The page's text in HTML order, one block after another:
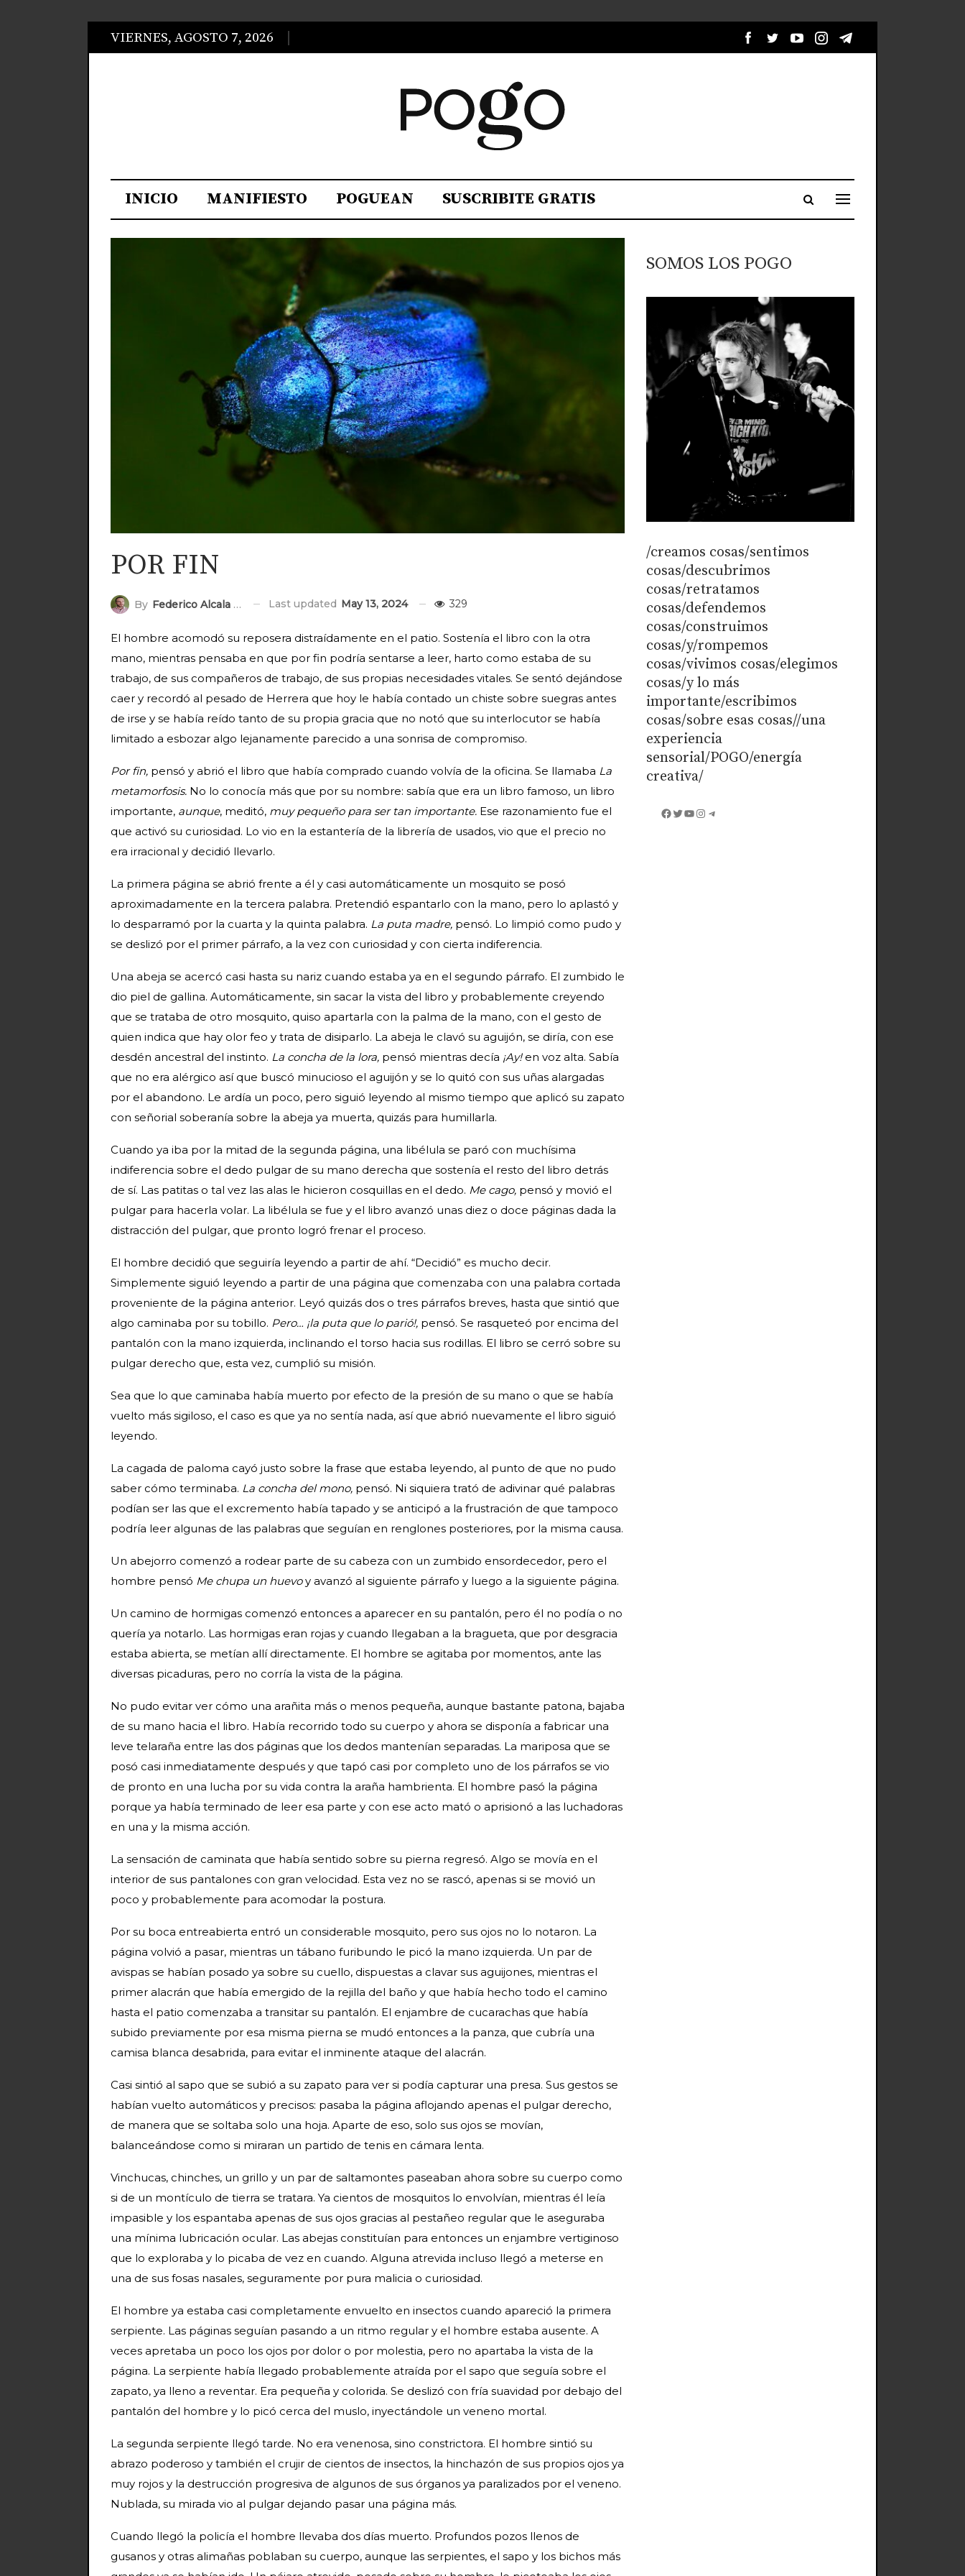
VIERNES, AGOSTO 7, 2026
INICIO MANIFIESTO POGUEAN SUSCRIBITE GRATIS
POR FIN
By Federico Alcala Riff Last updated May 13, 2024 329
El hombre acomodó su reposera distraídamente en el patio. Sostenía el libro con la otra
mano, mientras pensaba en que por fin podría sentarse a leer, harto como estaba de su
trabajo, de sus compañeros de trabajo, de sus propias necesidades vitales. Se sentó dejándose
caer y recordó al pesado de Herrera que hoy le había contado un chiste sobre suegras antes
de irse y se había reído tanto de su propia gracia que no notó que su interlocutor se había
limitado a esbozar algo lejanamente parecido a una sonrisa de compromiso.
Por fin, pensó y abrió el libro que había comprado cuando volvía de la oficina. Se llamaba La
metamorfosis. No lo conocía más que por su nombre: sabía que era un libro famoso, un libro
importante, aunque, meditó, muy pequeño para ser tan importante. Ese razonamiento fue el
que activó su curiosidad. Lo vio en la estantería de la librería de usados, vio que el precio no
era irracional y decidió llevarlo.
La primera página se abrió frente a él y casi automáticamente un mosquito se posó
aproximadamente en la tercera palabra. Pretendió espantarlo con la mano, pero lo aplastó y
lo desparramó por la cuarta y la quinta palabra. La puta madre, pensó. Lo limpió como pudo y
se deslizó por el primer párrafo, a la vez con curiosidad y con cierta indiferencia.
Una abeja se acercó casi hasta su nariz cuando estaba ya en el segundo párrafo. El zumbido le
dio piel de gallina. Automáticamente, sin sacar la vista del libro y probablemente creyendo
que se trataba de otro mosquito, quiso apartarla con la palma de la mano, con el gesto de
quien indica que hay olor feo y trata de disiparlo. La abeja le clavó su aguijón, se diría, con ese
desdén ancestral del instinto. La concha de la lora, pensó mientras decía ¡Ay! en voz alta. Sabía
que no era alérgico así que buscó minucioso el aguijón y se lo quitó con sus uñas alargadas
por el abandono. Le ardía un poco, pero siguió leyendo al mismo tiempo que aplicó su zapato
con señorial soberanía sobre la abeja ya muerta, quizás para humillarla.
Cuando ya iba por la mitad de la segunda página, una libélula se paró con muchísima
indiferencia sobre el dedo pulgar de su mano derecha que sostenía el resto del libro detrás
de sí. Las patitas o tal vez las alas le hicieron cosquillas en el dedo. Me cago, pensó y movió el
pulgar para hacerla volar. La libélula se fue y el libro avanzó unas diez o doce páginas dada la
distracción del pulgar, que pronto logró frenar el proceso.
El hombre decidió que seguiría leyendo a partir de ahí. “Decidió” es mucho decir.
Simplemente siguió leyendo a partir de una página que comenzaba con una palabra cortada
proveniente de la página anterior. Leyó quizás dos o tres párrafos breves, hasta que sintió que
algo caminaba por su tobillo. Pero… ¡la puta que lo parió!, pensó. Se rasqueteó por encima del
pantalón con la mano izquierda, inclinando el torso hacia sus rodillas. El libro se cerró sobre su
pulgar derecho que, esta vez, cumplió su misión.
Sea que lo que caminaba había muerto por efecto de la presión de su mano o que se había
vuelto más sigiloso, el caso es que ya no sentía nada, así que abrió nuevamente el libro siguió
leyendo.
La cagada de paloma cayó justo sobre la frase que estaba leyendo, al punto de que no pudo
saber cómo terminaba. La concha del mono, pensó. Ni siquiera trató de adivinar qué palabras
podían ser las que el excremento había tapado y se anticipó a la frustración de que tampoco
podría leer algunas de las palabras que seguían en renglones posteriores, por la misma causa.
Un abejorro comenzó a rodear parte de su cabeza con un zumbido ensordecedor, pero el
hombre pensó Me chupa un huevoy avanzó al siguiente párrafo y luego a la siguiente página.
Un camino de hormigas comenzó entonces a aparecer en su pantalón, pero él no podía o no
quería ya notarlo. Las hormigas eran rojas y cuando llegaban a la bragueta, que por desgracia
estaba abierta, se metían allí directamente. El hombre se agitaba por momentos, ante las
diversas picaduras, pero no corría la vista de la página.
No pudo evitar ver cómo una arañita más o menos pequeña, aunque bastante patona, bajaba
de su mano hacia el libro. Había recorrido todo su cuerpo y ahora se disponía a fabricar una
leve telaraña entre las dos páginas que los dedos mantenían separadas. La mariposa que se
posó casi inmediatamente después y que tapó casi por completo uno de los párrafos se vio
de pronto en una lucha por su vida contra la araña hambrienta. El hombre pasó la página
porque ya había terminado de leer esa parte y con ese acto mató o aprisionó a las luchadoras
en una y la misma acción.
La sensación de caminata que había sentido sobre su pierna regresó. Algo se movía en el
interior de sus pantalones con gran velocidad. Esta vez no se rascó, apenas si se movió un
poco y probablemente para acomodar la postura.
Por su boca entreabierta entró un considerable mosquito, pero sus ojos no lo notaron. La
página volvió a pasar, mientras un tábano furibundo le picó la mano izquierda. Un par de
avispas se habían posado ya sobre su cuello, dispuestas a clavar sus aguijones, mientras el
primer alacrán que había emergido de la rejilla del baño y que había hecho todo el camino
hasta el patio comenzaba a transitar su pantalón. El enjambre de cucarachas que había
subido previamente por esa misma pierna se mudó entonces a la panza, que cubría una
camisa blanca desabrida, para evitar el inminente ataque del alacrán.
Casi sintió al sapo que se subió a su zapato para ver si podía capturar una presa. Sus gestos se
habían vuelto automáticos y precisos: pasaba la página aflojando apenas el pulgar derecho,
de manera que se soltaba solo una hoja. Aparte de eso, solo sus ojos se movían,
balanceándose como si miraran un partido de tenis en cámara lenta.
Vinchucas, chinches, un grillo y un par de saltamontes paseaban ahora sobre su cuerpo como
si de un montículo de tierra se tratara. Ya cientos de mosquitos lo envolvían, mientras él leía
impasible y los espantaba apenas de sus ojos gracias al pestañeo regular que le aseguraba
una mínima lubricación ocular. Las abejas constituían para entonces un enjambre vertiginoso
que lo exploraba y lo picaba de vez en cuando. Alguna atrevida incluso llegó a meterse en
una de sus fosas nasales, seguramente por pura malicia o curiosidad.
El hombre ya estaba casi completamente envuelto en insectos cuando apareció la primera
serpiente. Las páginas seguían pasando a un ritmo regular y el hombre estaba ausente. A
veces apretaba un poco los ojos por dolor o por molestia, pero no apartaba la vista de la
página. La serpiente había llegado probablemente atraída por el sapo que seguía sobre el
zapato, ya lleno a reventar. Era pequeña y colorida. Se deslizó con fría suavidad por debajo del
pantalón del hombre y lo picó cerca del muslo, inyectándole un veneno mortal.
La segunda serpiente llegó tarde. No era venenosa, sino constrictora. El hombre sintió su
abrazo poderoso y también el crujir de cientos de insectos, la hinchazón de sus propios ojos ya
muy rojos y la destrucción progresiva de algunos de sus órganos ya paralizados por el veneno.
Nublada, su mirada vio al pulgar dejando pasar una página más.
Cuando llegó la policía el hombre llevaba dos días muerto. Profundos pozos llenos de
gusanos y otras alimañas poblaban su cuerpo, aunque las serpientes, el sapo y los bichos más
SOMOS LOS POGO
/creamos cosas/sentimos
cosas/descubrimos
cosas/retratamos
cosas/defendemos
cosas/construimos
cosas/y/rompemos
cosas/vivimos cosas/elegimos
cosas/y lo más
importante/escribimos
cosas/sobre esas cosas//una
experiencia
sensorial/POGO/energía
creativa/
Facebook
Twitter
YouTube
Instagram
Telegram